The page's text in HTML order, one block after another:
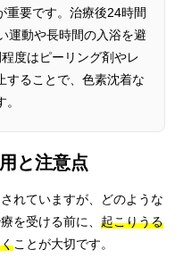
重要です。治療後24時間
運動や長時間の入浴を避
度はピーリング剤やレ
することで、色素沈着な
と注意点
れていますが、どのような
を受ける前に、 起こりうる
ことが大切です。